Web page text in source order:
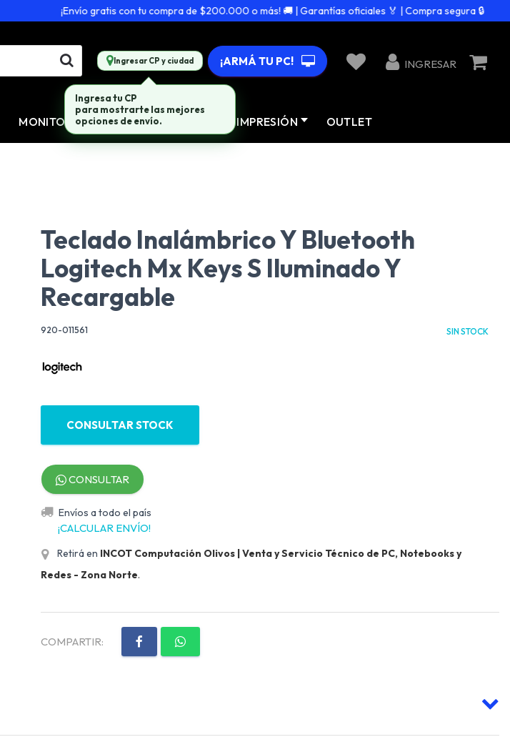
¡Envío gratis con tu compra de $200.000 o más! 🚚 | Garantías oficiales 🏅 | Compra segura 🔒
Ingresar CP y ciudad ¡ARMÁ TU PC! INGRESAR
MONITORES CONECTIVIDAD IMPRESIÓN OUTLET
Teclado Inalámbrico Y Bluetooth
Logitech Mx Keys S Iluminado Y
Recargable
920-011561 SIN STOCK
CONSULTAR STOCK
CONSULTAR
Envíos a todo el país
¡CALCULAR ENVÍO!
Retirá en INCOT Computación Olivos | Venta y Servicio Técnico de PC, Notebooks y
Redes - Zona Norte.
COMPARTIR:
Ingresa tu CP
para mostrarte las mejores
opciones de envío.